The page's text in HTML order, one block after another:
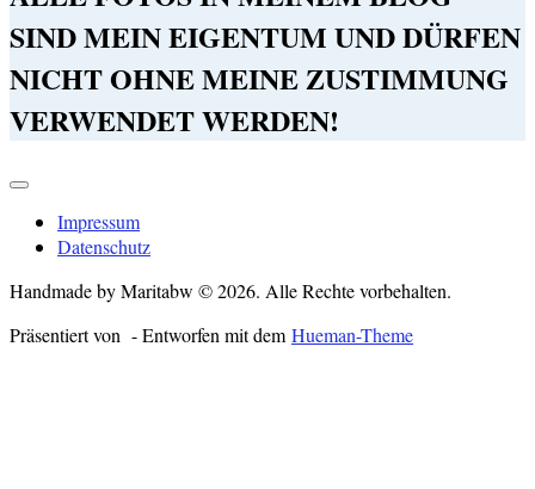
SIND MEIN EIGENTUM UND DÜRFEN
NICHT OHNE MEINE ZUSTIMMUNG
VERWENDET WERDEN!
Impressum
Datenschutz
Handmade by Maritabw © 2026. Alle Rechte vorbehalten.
Präsentiert von - Entworfen mit dem Hueman-Theme